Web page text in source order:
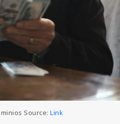
Source:Link